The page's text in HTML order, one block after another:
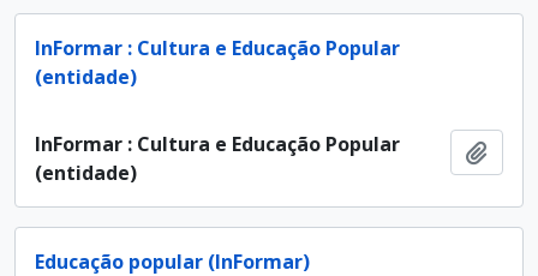
InFormar : Cultura e Educação Popular
(entidade)
InFormar : Cultura e Educação Popular
(entidade)
Educação popular (InFormar)